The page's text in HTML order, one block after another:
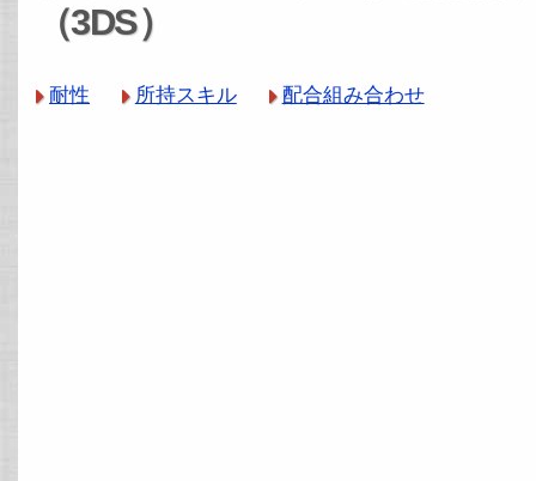
（3DS）
耐性 所持スキル 配合組み合わせ